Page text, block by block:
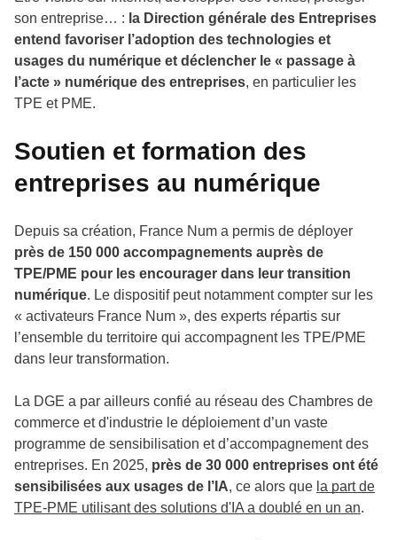
son entreprise… : la Direction générale des Entreprises
entend favoriser l’adoption des technologies et
usages du numérique et déclencher le « passage à
l’acte » numérique des entreprises, en particulier les
TPE et PME.
Soutien et formation des
entreprises au numérique
Depuis sa création, France Num a permis de déployer
près de 150 000 accompagnements auprès de
TPE/PME pour les encourager dans leur transition
numérique. Le dispositif peut notamment compter sur les
« activateurs France Num », des experts répartis sur
l’ensemble du territoire qui accompagnent les TPE/PME
dans leur transformation.
La DGE a par ailleurs confié au réseau des Chambres de
commerce et d'industrie le déploiement d’un vaste
programme de sensibilisation et d’accompagnement des
entreprises. En 2025, près de 30 000 entreprises ont été
sensibilisées aux usages de l’IA, ce alors que la part de
TPE-PME utilisant des solutions d'IA a doublé en un an.